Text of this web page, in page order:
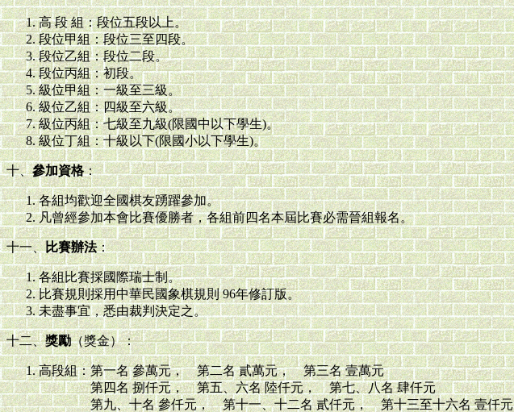
高 段 組：段位五段以上。
段位甲組：段位三至四段。
段位乙組：段位二段。
段位丙組：初段。
級位甲組：一級至三級。
級位乙組：四級至六級。
級位丙組：七級至九級(限國中以下學生)。
級位丁組：十級以下(限國小以下學生)。
十、參加資格：
各組均歡迎全國棋友踴躍參加。
凡曾經參加本會比賽優勝者，各組前四名本屆比賽必需晉組報名。
十一、比賽辦法：
各組比賽採國際瑞士制。
比賽規則採用中華民國象棋規則 96年修訂版。
未盡事宜，悉由裁判決定之。
十二、獎勵（獎金）：
高段組：第一名 參萬元， 第二名 貳萬元， 第三名 壹萬元
第四名 捌仟元， 第五、六名 陸仟元， 第七、八名 肆仟元
第九、十名 參仟元， 第十一、十二名 貳仟元， 第十三至十六名 壹仟元